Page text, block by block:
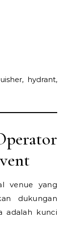
hydrant,
venue yang
dukungan
adalah kunci